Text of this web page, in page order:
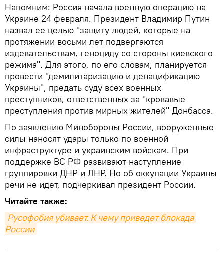
Напомним: Россия начала военную операцию на
Украине 24 февраля. Президент Владимир Путин
назвал ее целью "защиту людей, которые на
протяжении восьми лет подвергаются
издевательствам, геноциду со стороны киевского
режима". Для этого, по его словам, планируется
провести "демилитаризацию и денацификацию
Украины", предать суду всех военных
преступников, ответственных за "кровавые
преступления против мирных жителей" Донбасса.
По заявлению Минобороны России, вооруженные
силы наносят удары только по военной
инфраструктуре и украинским войскам. При
поддержке ВС РФ развивают наступление
группировки ДНР и ЛНР. Но об оккупации Украины
речи не идет, подчеркивал президент России.
Читайте также:
Русофобия убивает. К чему приведет блокада
России